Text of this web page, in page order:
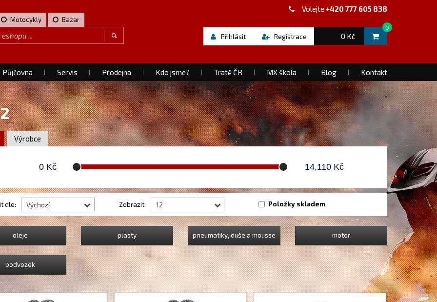
Volejte +420 777 605 838
Motocykly Bazar
0 Kč
0
Přihlásit Registrace
Půjčovna Servis Prodejna Kdo jsme? Tratě ČR MX škola Blog Kontakt
Výrobce
0 Kč 14,110Kč
dle: Výchozí Zobrazit: 12 Položky skladem
oleje plasty pneumatiky, duše a mousse motor
podvozek